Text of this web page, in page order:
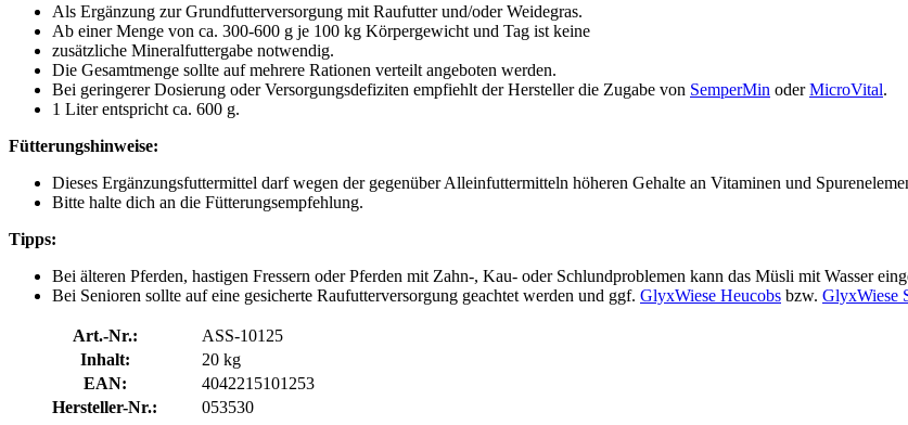
Als Ergänzung zur Grundfutterversorgung mit Raufutter und/oder Weidegras.
Ab einer Menge von ca. 300-600 g je 100 kg Körpergewicht und Tag ist keine
zusätzliche Mineralfuttergabe notwendig.
Die Gesamtmenge sollte auf mehrere Rationen verteilt angeboten werden.
Bei geringerer Dosierung oder Versorgungsdefiziten empfiehlt der Hersteller die Zugabe von SemperMin oderMicroVital.
1 Liter entspricht ca. 600 g.
Fütterungshinweise:
Dieses Ergänzungsfuttermittel darf wegen der gegenüber Alleinfuttermitteln höheren Gehalte an Vitaminen und
Bitte halte dich an die Fütterungsempfehlung.
Tipps:
Bei älteren Pferden, hastigen Fressern oder Pferden mit Zahn-, Kau- oder Schlundproblemen kann das Müsli mit Wasser
Bei Senioren sollte auf eine gesicherte Raufutterversorgung geachtet werden und ggf. GlyxWiese Heucobs bzw. GlyxWiese
Art.-Nr.:
ASS-10125
Inhalt:
20 kg
EAN:
4042215101253
Hersteller-Nr.:
053530